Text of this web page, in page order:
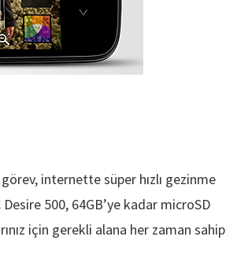
internette süper hızlı gezinme
500, 64GB’ye kadar microSD
için gerekli alana her zaman sahip